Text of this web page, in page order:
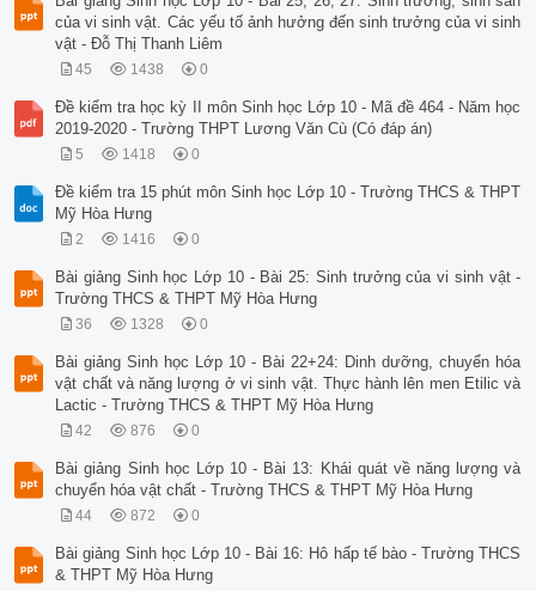
của vi sinh vật. Các yếu tố ảnh hưởng đến sinh trưởng của vi sinh
vật - Đỗ Thị Thanh Liêm
45 1438 0
Đề kiểm tra học kỳ II môn Sinh học Lớp 10 - Mã đề 464 - Năm học
2019-2020 - Trường THPT Lương Văn Cù (Có đáp án)
5 1418 0
Đề kiểm tra 15 phút môn Sinh học Lớp 10 - Trường THCS & THPT
Mỹ Hòa Hưng
2 1416 0
Bài giảng Sinh học Lớp 10 - Bài 25: Sinh trưởng của vi sinh vật -
Trường THCS & THPT Mỹ Hòa Hưng
36 1328 0
Bài giảng Sinh học Lớp 10 - Bài 22+24: Dinh dưỡng, chuyển hóa
vật chất và năng lượng ở vi sinh vật. Thực hành lên men Etilic và
Lactic - Trường THCS & THPT Mỹ Hòa Hưng
42 876 0
Bài giảng Sinh học Lớp 10 - Bài 13: Khái quát về năng lượng và
chuyển hóa vật chất - Trường THCS & THPT Mỹ Hòa Hưng
44 872 0
Bài giảng Sinh học Lớp 10 - Bài 16: Hô hấp tế bào - Trường THCS
& THPT Mỹ Hòa Hưng